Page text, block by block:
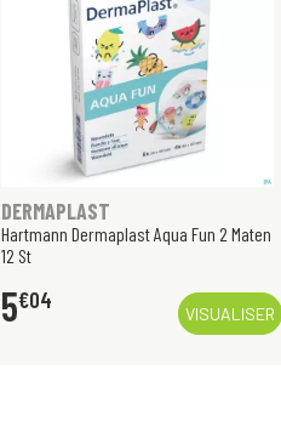
DERMAPLAST
Hartmann Dermaplast Aqua Fun 2 Maten
12 St
5€04
VISUALISER